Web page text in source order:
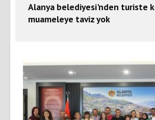
Alanya belediyesi'nden turiste
muameleye taviz yok